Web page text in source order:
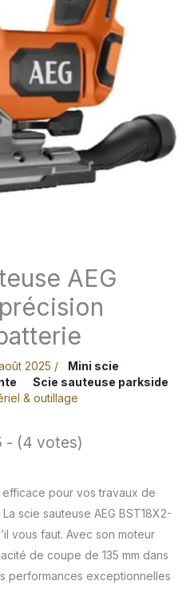
AEG
2025 /
Mini scie
Scie sauteuse parkside
& outillage
- (4 votes)
pour vos travaux de
scie sauteuse AEG BST18X2-
vous faut. Avec son moteur
de coupe de 135 mm dans
performances exceptionnelles